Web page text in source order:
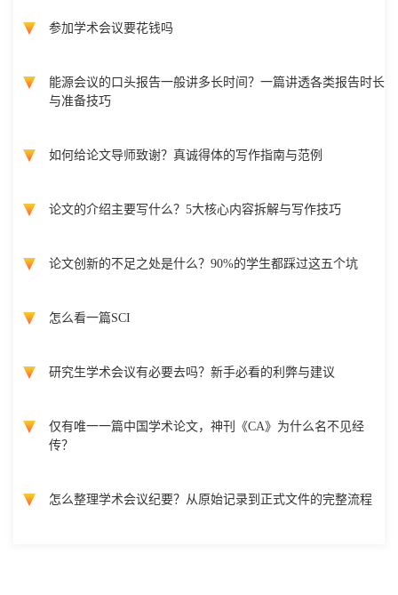
参加学术会议要花钱吗
能源会议的口头报告一般讲多长时间？一篇讲透各类报告时长
与准备技巧
如何给论文导师致谢？真诚得体的写作指南与范例
论文的介绍主要写什么？5大核心内容拆解与写作技巧
论文创新的不足之处是什么？90%的学生都踩过这五个坑
怎么看一篇SCI
研究生学术会议有必要去吗？新手必看的利弊与建议
仅有唯一一篇中国学术论文，神刊《CA》为什么名不见经
传？
怎么整理学术会议纪要？从原始记录到正式文件的完整流程